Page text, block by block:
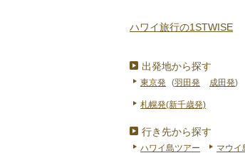
ハワイ旅行の1STWISE
出発地から探す
東京発 (羽田発 成田発)
札幌発(新千歳発)
行き先から探す
ハワイ島ツアー マウイ